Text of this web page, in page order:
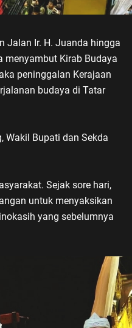
Jalan Ir. H. Juanda hingga
Kirab Budaya
peninggalan Kerajaan
budaya di Tatar
Wakil Bupati dan Sekda
Sejak sore hari,
untuk menyaksikan
yang sebelumnya